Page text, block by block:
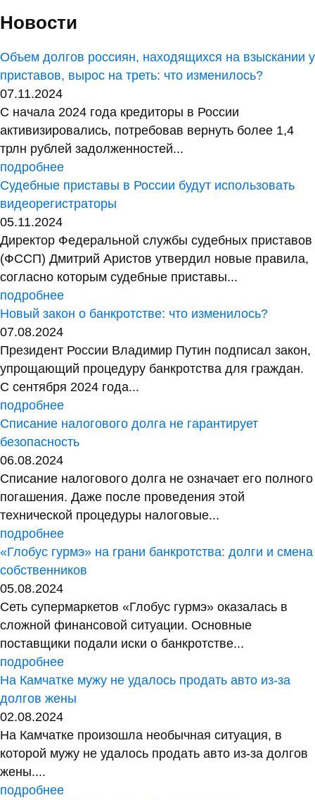
Новости
Объем долгов россиян, находящихся на взыскании у
приставов, вырос на треть: что изменилось?
07.11.2024
С начала 2024 года кредиторы в России
активизировались, потребовав вернуть более 1,4
трлн рублей задолженностей...
подробнее
Судебные приставы в России будут использовать
видеорегистраторы
05.11.2024
Директор Федеральной службы судебных приставов
(ФССП) Дмитрий Аристов утвердил новые правила,
согласно которым судебные приставы...
подробнее
Новый закон о банкротстве: что изменилось?
07.08.2024
Президент России Владимир Путин подписал закон,
упрощающий процедуру банкротства для граждан.
С сентября 2024 года...
подробнее
Списание налогового долга не гарантирует
безопасность
06.08.2024
Списание налогового долга не означает его полного
погашения. Даже после проведения этой
технической процедуры налоговые...
подробнее
«Глобус гурмэ» на грани банкротства: долги и смена
собственников
05.08.2024
Сеть супермаркетов «Глобус гурмэ» оказалась в
сложной финансовой ситуации. Основные
поставщики подали иски о банкротстве...
подробнее
На Камчатке мужу не удалось продать авто из-за
долгов жены
02.08.2024
На Камчатке произошла необычная ситуация, в
которой мужу не удалось продать авто из-за долгов
жены....
подробнее